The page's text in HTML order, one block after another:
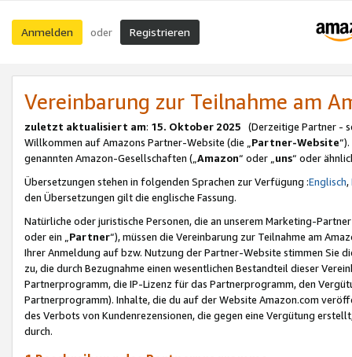
Anmelden oder Registrieren
Vereinbarung zur Teilnahme am
zuletzt aktualisiert am: 15. Oktober 2025 (Derzeitige Partner -
Willkommen auf Amazons Partner-Website (die „Partner-Website
genannten Amazon-Gesellschaften („Amazon“ oder „uns“ oder
Übersetzungen stehen in folgenden Sprachen zur Verfügung :Englisch,
den Übersetzungen gilt die englische Fassung.
Natürliche oder juristische Personen, die an unserem Marketing-
oder ein „Partner“), müssen die Vereinbarung zur Teilnahme am
Ihrer Anmeldung auf bzw. Nutzung der Partner-Website stimmen Sie
zu, die durch Bezugnahme einen wesentlichen Bestandteil dieser
Partnerprogramm, die IP-Lizenz für das Partnerprogramm, den
Partnerprogramm). Inhalte, die du auf der Website Amazon.com
des Verbots von Kundenrezensionen, die gegen eine Vergütung
durch.